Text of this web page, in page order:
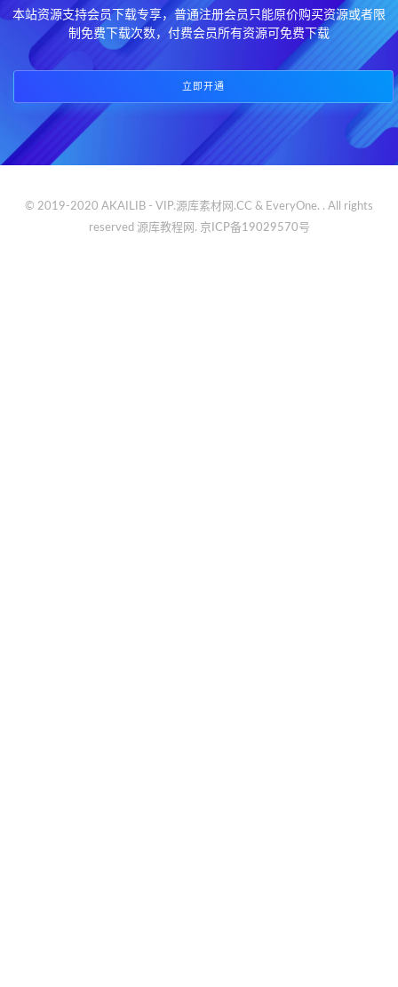
本站资源支持会员下载专享，普通注册会员只能原价购买资源或者限
制免费下载次数，付费会员所有资源可免费下载
立即开通
© 2019-2020 AKAILIB - VIP.源库素材网.CC & EveryOne. . All rights
reserved 源库教程网. 京ICP备19029570号